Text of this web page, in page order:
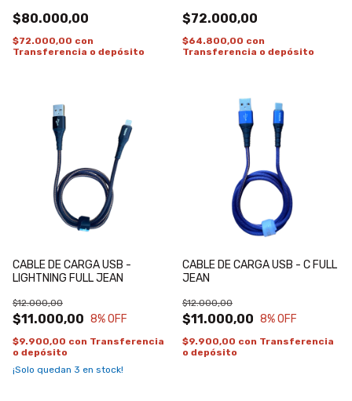
$80.000,00
$72.000,00 con
Transferencia o depósito
$72.000,00
$64.800,00 con
Transferencia o depósito
CABLE DE CARGA USB -
LIGHTNING FULL JEAN
$11.000,00
$12.000,00
8% OFF
$9.900,00 con Transferencia
o depósito
¡Solo quedan 3 en stock!
CABLE DE CARGA USB - C FULL
JEAN
$11.000,00
$12.000,00
8% OFF
$9.900,00 con Transferencia
o depósito